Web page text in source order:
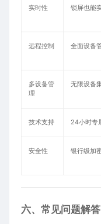
实时性 锁屏也能
远程控制 全面设备
多设备管
理
无限设备
技术支持 24小时专
安全性 银行级加
六、常见问题解答